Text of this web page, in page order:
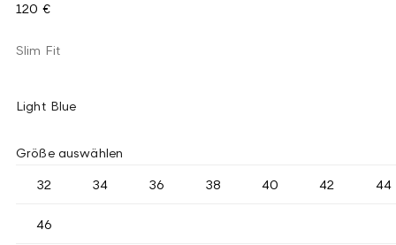
120 €
Slim Fit
Light Blue
Größe auswählen
32 34 36 38 40 42 44
46